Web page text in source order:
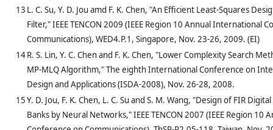
13 L. C. Su, Y. D. Jou amd F. K. Chen, "An Efficient Least-Squares
Filter," IEEE TENCON 2009 (IEEE Region 10 Annual International
Communications), WED4.P.1, Singapore, Nov. 23-26, 2009. (EI)
14R. S. Lin, Y. C. Chen and F. K. Chen, "Lower Complexity Search
MP-MLQ Algorithm," The eighth International Conference on
Design and Applications (ISDA-2008), Nov. 26-28, 2008.
15Y. D. Jou, F. K. Chen, L. C. Su and S. M. Wang, "Design of FIR
Banks by Neural Networks," IEEE TENCON 2007 (IEEE Region 10